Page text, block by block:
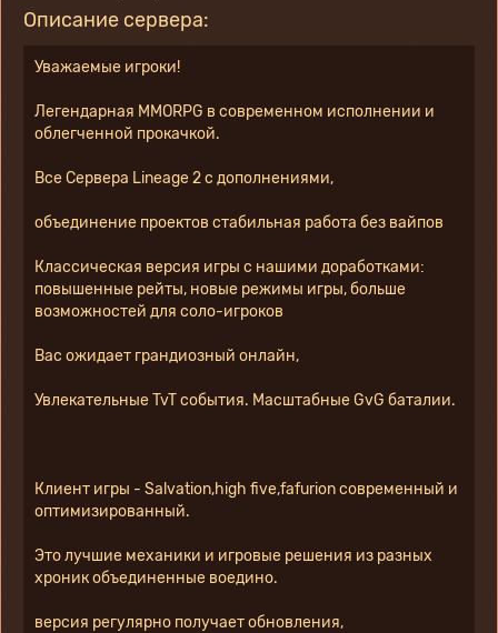
Описание сервера:
Уважаемые игроки!
Легендарная MMORPG в современном исполнении и
облегченной прокачкой.
Все Сервера Lineage 2 с дополнениями,
объединение проектов стабильная работа без вайпов
Классическая версия игры с нашими доработками:
повышенные рейты, новые режимы игры, больше
возможностей для соло-игроков
Вас ожидает грандиозный онлайн,
Увлекательные TvT события. Масштабные GvG баталии.
Клиент игры - Salvation,high five,fafurion современный и
оптимизированный.
Это лучшие механики и игровые решения из разных
хроник объединенные воедино.
версия регулярно получает обновления,